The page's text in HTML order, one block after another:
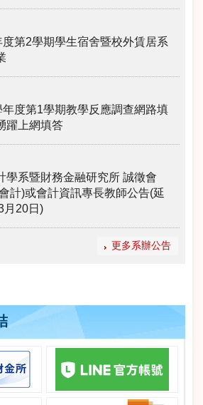
度第2學期學生宿舍暨校外賃居系
年度第1學期教學反應調查網路填
躍上網填答
學系暨財務金融研究所 誠徵會
計)或會計資訊專長教師公告(延
月20日)
更多系辦公告